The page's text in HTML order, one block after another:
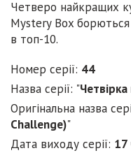
Четверо найкращих
Mystery Box борються
в топ-10.
Номер серії: 44
Назва серії: "
Оригінальна назва
Challenge)"
Дата виходу серії: 17